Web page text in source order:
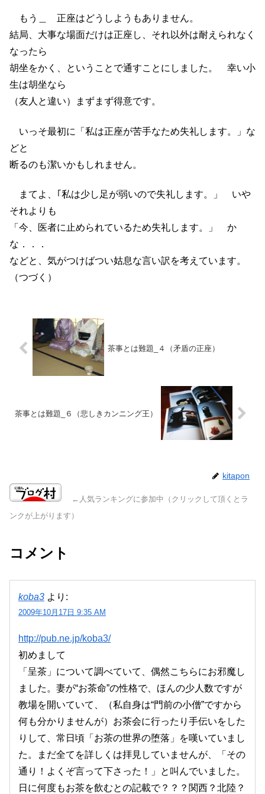
もう＿ 正座はどうしようもありません。
結局、大事な場面だけは正座し、それ以外は耐えられなく
なったら
胡坐をかく、ということで通すことにしました。 幸い小
生は胡坐なら
（友人と違い）まずまず得意です。
いっそ最初に「私は正座が苦手なため失礼します。」な
どと
断るのも潔いかもしれません。
まてよ、｢私は少し足が弱いので失礼します。」 いや
それよりも
「今、医者に止められているため失礼します。」 か
な．．．
などと、気がつけばつい姑息な言い訳を考えています。
（つづく）
茶事とは難題_４（矛盾の正座）
茶事とは難題_６（悲しきカンニング王）
kitapon
←人気ランキングに参加中（クリックして頂くとラ
ンクが上がります）
コメント
koba3 より:
2009年10月17日 9:35 AM
http://pub.ne.jp/koba3/
初めまして
「呈茶」について調べていて、偶然こちらにお邪魔し
ました。妻が“お茶命”の性格で、ほんの少人数ですが
教場を開いていて、（私自身は“門前の小僧”ですから
何も分かりませんが）お茶会に行ったり手伝いをした
りして、常日頃「お茶の世界の堕落」を嘆いていまし
た。まだ全てを詳しくは拝見していませんが、「その
通り！よくぞ言って下さった！」と叫んでいました。
日に何度もお茶を飲むとの記載で？？？関西？北陸？